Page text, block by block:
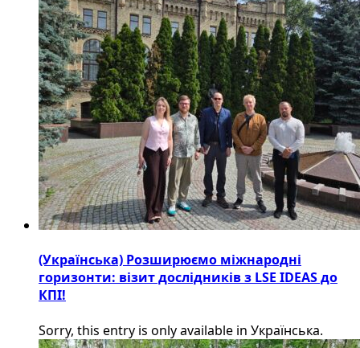
(Українська) Розширюємо міжнародні
горизонти: візит дослідників з LSE IDEAS до
КПІ!
Sorry, this entry is only available in Українська.